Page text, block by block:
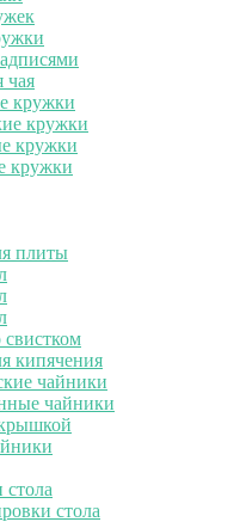
чая
кружки
кружки
кружки
кружки
плиты
кипячения
чайники
чайники
стола
стола